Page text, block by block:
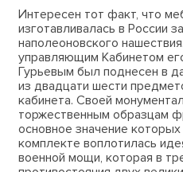
Интересен тот факт, что
изготавливалась в России
наполеоновского
управляющим Кабинетом
Гурьевым был поднесен в
из двадцати шести
кабинета. Своей
торжественным образцам
основное значение
комплекте воплотилась
военной мощи, которая в